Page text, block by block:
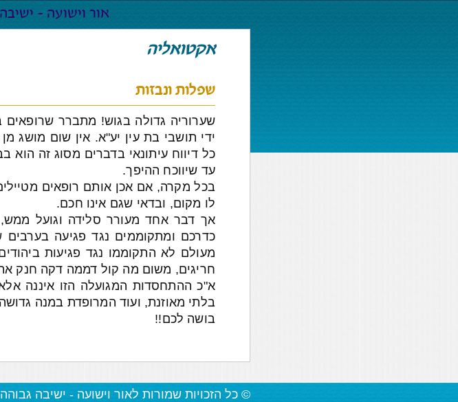
אקטואליה
שפלות ונבזות
שערוריה גדולה בגוש! מתברר שרופאים
ידי תושבי בת עין יע"א. אין שום מושג
כל דיווח עיתונאי בדברים מסוג זה
עד שיווכח ההיפך.
בכל מקרה, אם אכן אותם רופאים
לו מקום, ובדאי שגם אינו חכם.
אך דבר אחד מעורר סלידה וגועל ממש,
כדרכם ומתקוממים נגד פגיעה
מעולם לא התקוממו נגד פגיעות
חריגים, משום מה קול דממה דקה חנק
א"כ ההתחסדות המגועלה הזו איננה
בלתי מאוזנת, ועוד המרופדת במנה
בושה לכם!!
© כל הזכויות שמורות לאור וישועה - ישיבה